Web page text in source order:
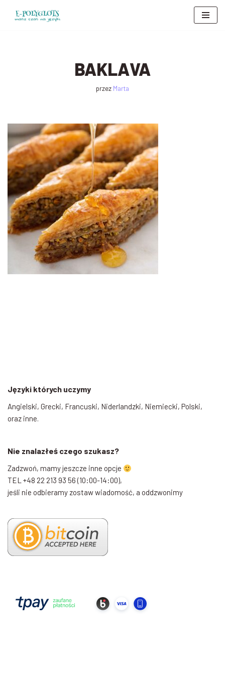
BAKLAVA
przez Marta
Języki których uczymy
Angielski, Grecki, Francuski, Niderlandzki, Niemiecki, Polski,
oraz inne.
Nie znalazłeś czego szukasz?
Zadzwoń, mamy jeszcze inne opcje
TEL +48 22 213 93 56 (10:00-14:00),
jeśli nie odbieramy zostaw wiadomość, a oddzwonimy